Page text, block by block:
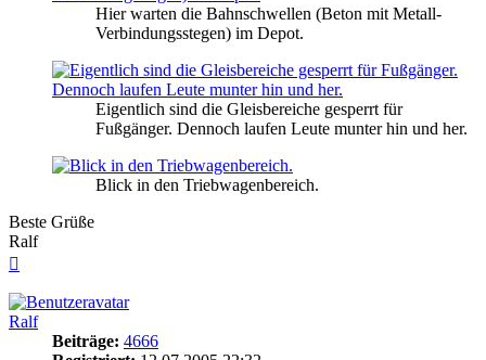
Hier warten die Bahnschwellen (Beton mit Metall-
Verbindungsstegen) im Depot.
Eigentlich sind die Gleisbereiche gesperrt für
Fußgänger. Dennoch laufen Leute munter hin und her.
Blick in den Triebwagenbereich.
Beste Grüße
Ralf
Ralf
Beiträge: 4666